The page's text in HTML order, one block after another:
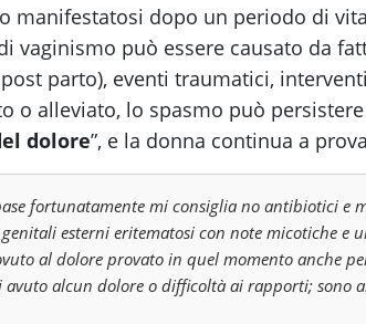
manifestatosi dopo un periodo di
vaginismo può essere causato da
parto), eventi traumatici,
o alleviato, lo spasmo può
dolore”, e la donna continua a
fortunatamente mi consiglia no antibiotici e
esterni eritematosi con note micotiche e
al dolore provato in quel momento anche
avuto alcun dolore o difficoltà ai rapporti; sono